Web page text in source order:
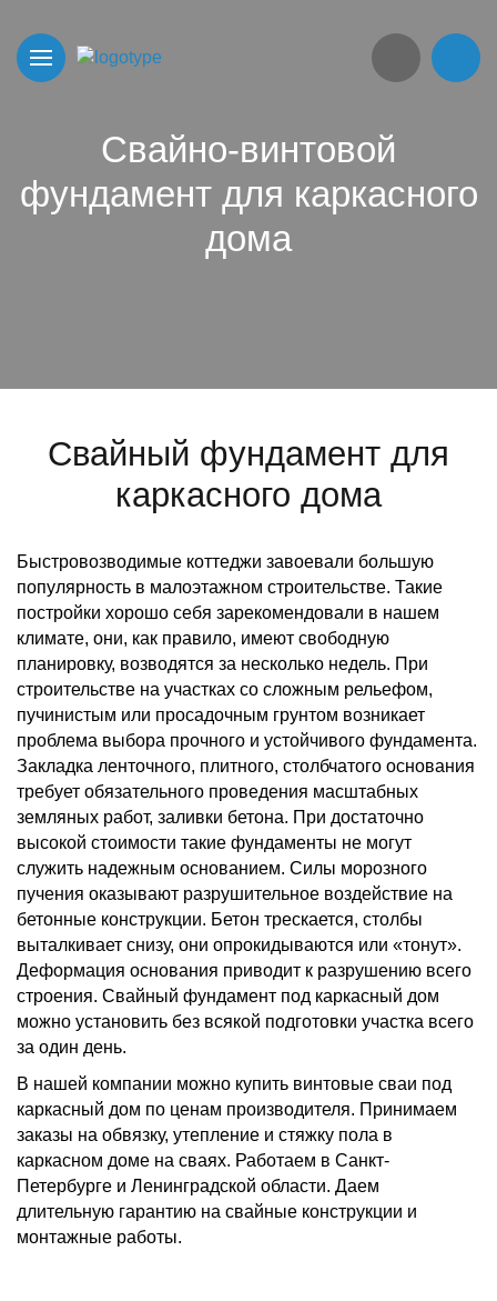
Свайно-винтовой
фундамент для каркасного
дома
Свайный фундамент для
каркасного дома
Быстровозводимые коттеджи завоевали большую
популярность в малоэтажном строительстве. Такие
постройки хорошо себя зарекомендовали в нашем
климате, они, как правило, имеют свободную
планировку, возводятся за несколько недель. При
строительстве на участках со сложным рельефом,
пучинистым или просадочным грунтом возникает
проблема выбора прочного и устойчивого фундамента.
Закладка ленточного, плитного, столбчатого основания
требует обязательного проведения масштабных
земляных работ, заливки бетона. При достаточно
высокой стоимости такие фундаменты не могут
служить надежным основанием. Силы морозного
пучения оказывают разрушительное воздействие на
бетонные конструкции. Бетон трескается, столбы
выталкивает снизу, они опрокидываются или «тонут».
Деформация основания приводит к разрушению всего
строения. Свайный фундамент под каркасный дом
можно установить без всякой подготовки участка всего
за один день.
В нашей компании можно купить винтовые сваи под
каркасный дом по ценам производителя. Принимаем
заказы на обвязку, утепление и стяжку пола в
каркасном доме на сваях. Работаем в Санкт-
Петербурге и Ленинградской области. Даем
длительную гарантию на свайные конструкции и
монтажные работы.